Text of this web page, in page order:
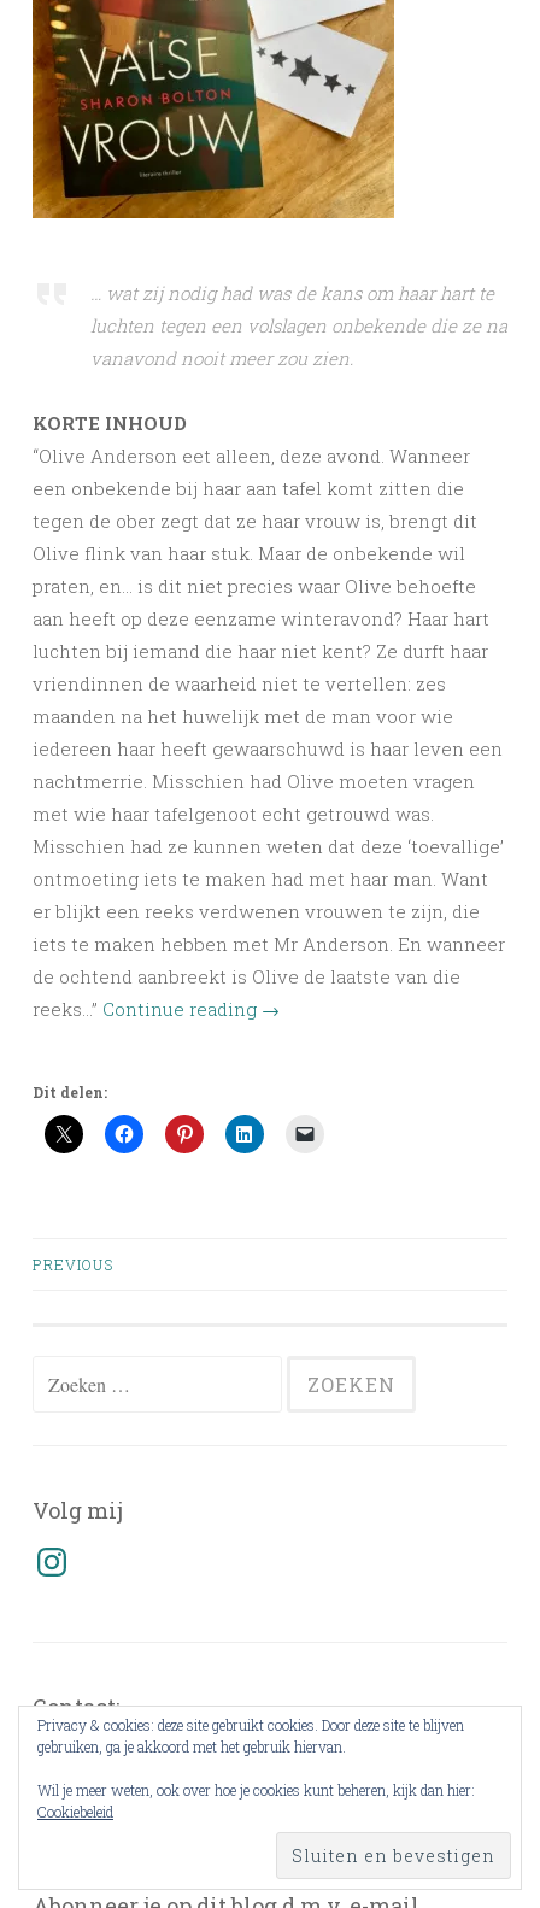
… wat zij nodig had was de kans om haar hart te
luchten tegen een volslagen onbekende die ze na
vanavond nooit meer zou zien.
KORTE INHOUD
“Olive Anderson eet alleen, deze avond. Wanneer
een onbekende bij haar aan tafel komt zitten die
tegen de ober zegt dat ze haar vrouw is, brengt dit
Olive flink van haar stuk. Maar de onbekende wil
praten, en… is dit niet precies waar Olive behoefte
aan heeft op deze eenzame winteravond? Haar hart
luchten bij iemand die haar niet kent? Ze durft haar
vriendinnen de waarheid niet te vertellen: zes
maanden na het huwelijk met de man voor wie
iedereen haar heeft gewaarschuwd is haar leven een
nachtmerrie. Misschien had Olive moeten vragen
met wie haar tafelgenoot echt getrouwd was.
Misschien had ze kunnen weten dat deze ‘toevallige’
ontmoeting iets te maken had met haar man. Want
er blijkt een reeks verdwenen vrouwen te zijn, die
iets te maken hebben met Mr Anderson. En wanneer
de ochtend aanbreekt is Olive de laatste van die
reeks…” Continue reading →
Dit delen:
Posts
PREVIOUS
Zoeken
Volg mij
Instagram
Contact:
biebmiepje@outlook.com
Privacy & cookies: deze site gebruikt cookies. Door deze site te blijven
gebruiken, ga je akkoord met het gebruik hiervan.
Wil je meer weten, ook over hoe je cookies kunt beheren, kijk dan hier:
Cookiebeleid